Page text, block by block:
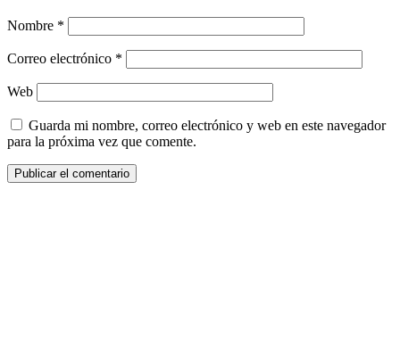
Nombre *
Correo electrónico *
Web
Guarda mi nombre, correo electrónico y web en este navegador
para la próxima vez que comente.